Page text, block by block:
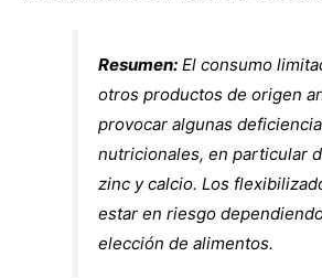
Resumen: El consumo
otros productos de origen
provocar algunas
nutricionales, en particular
zinc y calcio. Los
estar en riesgo
elección de alimentos.